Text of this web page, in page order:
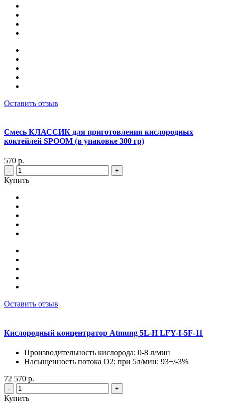
Оставить отзыв
Смесь КЛАССИК для приготовления кислородных
коктейлей SPOOM (в упаковке 300 гр)
570 р.
- +
Купить
Оставить отзыв
Кислородный концентратор Atmung 5L-H LFY-I-5F-11
Производительность кислорода: 0-8 л/мин
Насыщенность потока О2: при 5л/мин: 93+/-3%
72 570 р.
- +
Купить